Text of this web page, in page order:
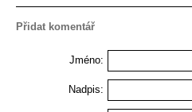
Přidat komentář
Jméno:
Nadpis: